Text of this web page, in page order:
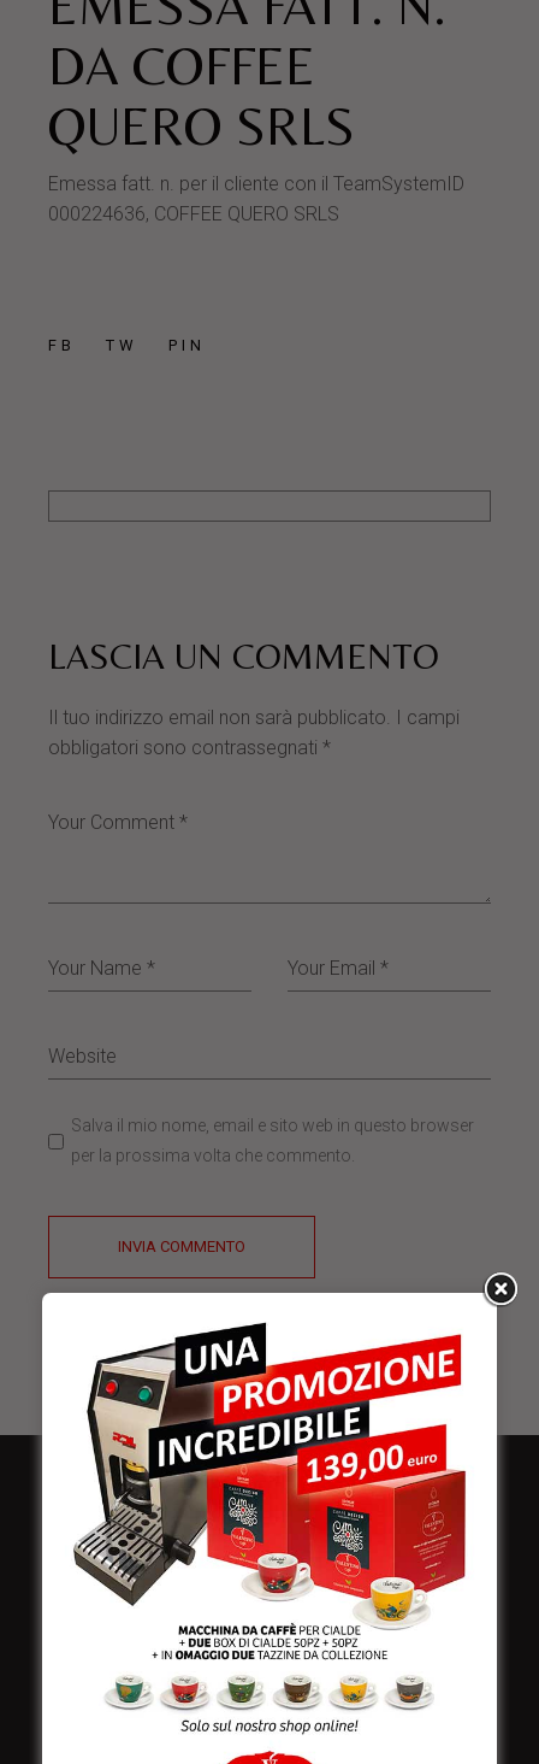
DA COFFEE
QUERO SRLS
Emessa fatt. n. per il cliente con il TeamSystemID
000224636, COFFEE QUERO SRLS
FB TW PIN
LASCIA UN COMMENTO
Il tuo indirizzo email non sarà pubblicato. I campi
obbligatori sono contrassegnati*
Salva il mio nome, email e sito web in questo browser
per la prossima volta che commento.
INVIA COMMENTO